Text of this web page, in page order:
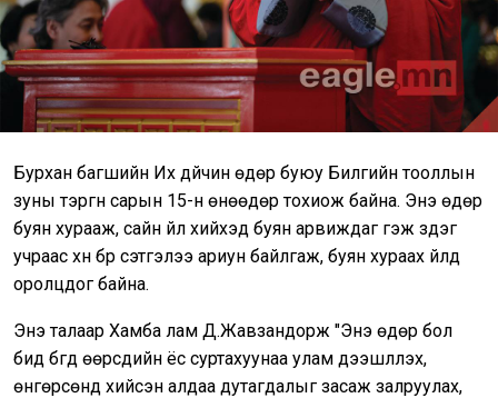
Бурхан багшийн Их дүйчин өдөр буюу Билгийн тооллын
зуны тэргүүн сарын 15-н өнөөдөр тохиож байна. Энэ өдөр
буян хурааж, сайн үйл хийхэд буян арвиждаг гэж үздэг
учраас хүн бүр сэтгэлээ ариун байлгаж, буян хураах үйлд
оролцдог байна.
Энэ талаар Хамба лам Д.Жавзандорж "Энэ өдөр бол
бид бүгд өөрсдийн ёс суртахуунаа улам дээшлүүлэх,
өнгөрсөнд хийсэн алдаа дутагдалыг засаж залруулах,